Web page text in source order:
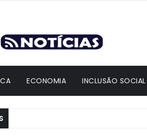
ECONOMIA INCLUSÃO SOCIAL